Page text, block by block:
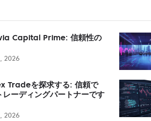
Capital Prime: 信頼性の
2026
Tradeを探求する: 信頼で
レーディングパートナーです
2026